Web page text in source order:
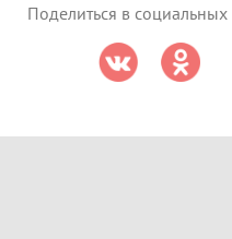
Поделиться в социальных